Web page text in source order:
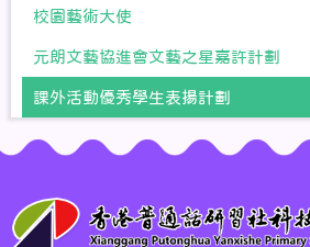
校園藝術大使
元朗文藝協進會文藝之星嘉許計劃
課外活動優秀學生表揚計劃